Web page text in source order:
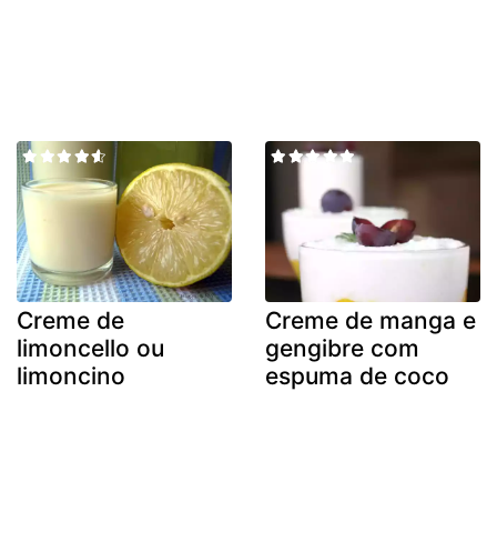
Creme de
limoncello ou
limoncino
Creme de manga e
gengibre com
espuma de coco